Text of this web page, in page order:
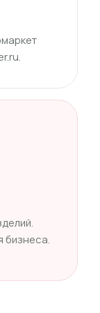
бизнеса.